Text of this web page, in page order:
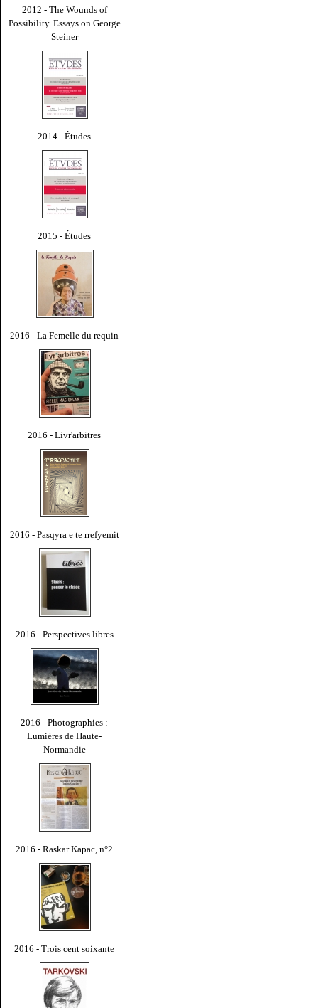
2012 - The Wounds of
Possibility. Essays on George
Steiner
2014 - Études
2015 - Études
2016 - La Femelle du requin
2016 - Livr'arbitres
2016 - Pasqyra e te rrefyemit
2016 - Perspectives libres
2016 - Photographies :
Lumières de Haute-
Normandie
2016 - Raskar Kapac, n°2
2016 - Trois cent soixante